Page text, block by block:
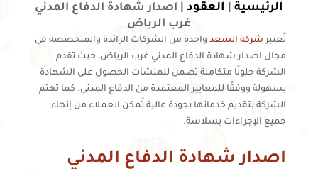
الرئيسية العقود
اصدار شهادة الدفاع المدني
غرب الرياض
تُعتبرشركة السعدواحدة من الشركات الرائدة والمتخصصة في
مجال اصدار شهادة الدفاع المدني غرب الرياض، حيث تقدم
الشركة حلولًا متكاملة تضمن للمنشآت الحصول على الشهادة
بسهولة ووفقًا للمعايير المعتمدة من الدفاع المدني. كما تهتم
الشركة بتقديم خدماتها بجودة عالية تُمكن العملاء من إنهاء
جميع الإجراءات بسلاسة.
اصدار شهادة الدفاع المدني